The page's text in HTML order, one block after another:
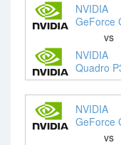
NVIDIA
GeForce
vs
NVIDIA
Quadro
NVIDIA
GeForce
vs